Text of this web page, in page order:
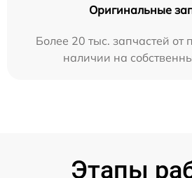
Оригинальные
Более 20 тыс. запчастей от
наличии на
Этапы